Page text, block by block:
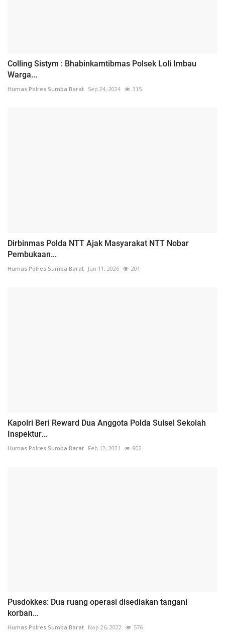
Colling Sistym : Bhabinkamtibmas Polsek Loli Imbau
Warga...
Humas Polres Sumba Barat Sep 24, 2024 315
Dirbinmas Polda NTT Ajak Masyarakat NTT Nobar
Pembukaan...
Humas Polres Sumba Barat Jun 11, 2026 201
Kapolri Beri Reward Dua Anggota Polda Sulsel Sekolah
Inspektur...
Humas Polres Sumba Barat Feb 12, 2021 802
Pusdokkes: Dua ruang operasi disediakan tangani
korban...
Humas Polres Sumba Barat Nop 26, 2022 576